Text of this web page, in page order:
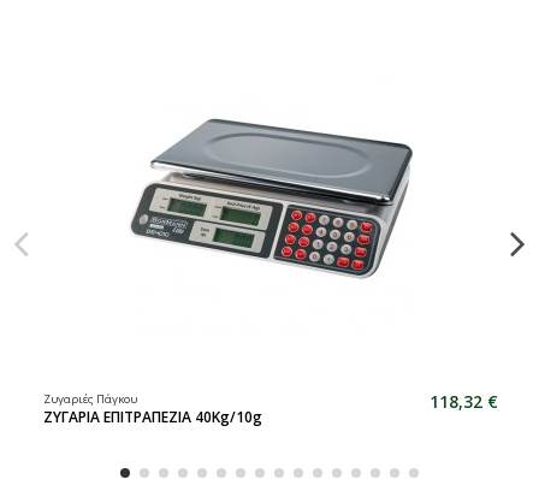
Ζυγαριές Πάγκου
ΖΥΓΑΡΙΑ ΕΠΙΤΡΑΠΕΖΙΑ 40Kg/10g
118,32 €